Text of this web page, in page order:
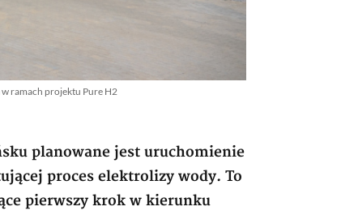
ramach projektu Pure H2
planowane jest uruchomienie
proces elektrolizy wody. To
pierwszy krok w kierunku